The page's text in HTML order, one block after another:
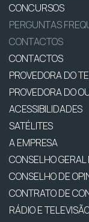
CONCURSOS
PERGUNTAS
CONTACTOS
CONTACTOS
PROVEDORA DO
PROVEDORA DO
ACESSIBILIDADES
SATÉLITES
A EMPRESA
CONSELHO
CONSELHO DE
CONTRATO DE
RÁDIO E